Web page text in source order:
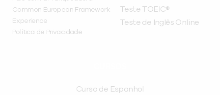
Common European Framework
Experience
Política de Privacidade
Teste TOEIC®
Teste de Inglês Online
Curso de Espanhol